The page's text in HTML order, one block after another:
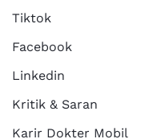
Tiktok
Facebook
Linkedin
Kritik & Saran
Karir Dokter Mobil